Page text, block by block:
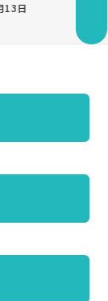
難易度：中